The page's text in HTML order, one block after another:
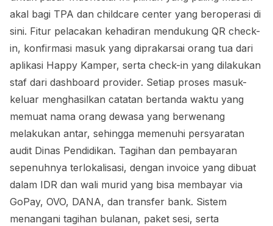
akal bagi TPA dan childcare center yang beroperasi di
sini. Fitur pelacakan kehadiran mendukung QR check-
in, konfirmasi masuk yang diprakarsai orang tua dari
aplikasi Happy Kamper, serta check-in yang dilakukan
staf dari dashboard provider. Setiap proses masuk-
keluar menghasilkan catatan bertanda waktu yang
memuat nama orang dewasa yang berwenang
melakukan antar, sehingga memenuhi persyaratan
audit Dinas Pendidikan. Tagihan dan pembayaran
sepenuhnya terlokalisasi, dengan invoice yang dibuat
dalam IDR dan wali murid yang bisa membayar via
GoPay, OVO, DANA, dan transfer bank. Sistem
menangani tagihan bulanan, paket sesi, serta